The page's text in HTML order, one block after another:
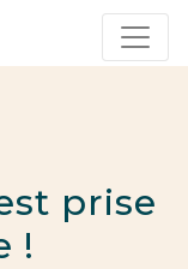
prise
!